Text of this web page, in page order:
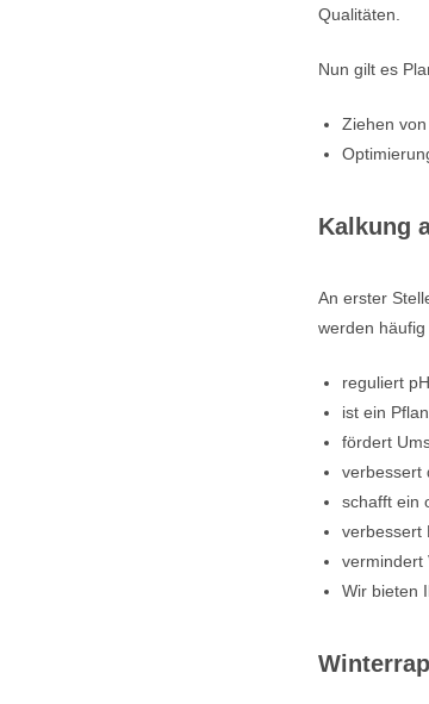
Qualitäten.
Nun gilt es
Ziehen
Kalkung
An erster
werden
reguliert
ist ein
fördert
verbessert
schafft ein
verbessert
vermindert
Wir bieten